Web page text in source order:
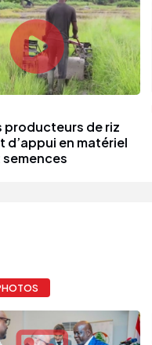
producteurs de riz
d’appui en matériel